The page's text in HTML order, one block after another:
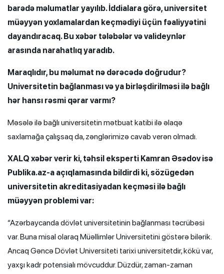
barədə məlumatlar yayılıb. İddialara görə, universitet
müəyyən yoxlamalardan keçmədiyi üçün fəaliyyətini
dayandıracaq. Bu xəbər tələbələr və valideynlər
arasında narahatlıq yaradıb.
Maraqlıdır, bu məlumat nə dərəcədə doğrudur?
Universitetin bağlanması və ya birləşdirilməsi ilə bağlı
hər hansı rəsmi qərar varmı?
Məsələ ilə bağlı universitetin mətbuat katibi ilə əlaqə
saxlamağa çalışsaq da, zənglərimizə cavab verən olmadı.
XALQ xəbər verir ki, təhsil eksperti Kamran Əsədov isə
Publika.az-a açıqlamasında bildirdi ki, sözügedən
universitetin akreditasiyadan keçməsi ilə bağlı
müəyyən problemi var:
“Azərbaycanda dövlət universitetinin bağlanması təcrübəsi
var. Buna misal olaraq Müəllimlər Universitetini göstərə bilərik.
Ancaq Gəncə Dövlət Universiteti tarixi universitetdir, kökü var,
yaxşı kadr potensialı mövcuddur. Düzdür, zaman-zaman